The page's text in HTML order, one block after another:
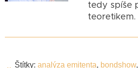
tedy spíše
teoretikem.
Štítky: analýza emitenta, bondshow,